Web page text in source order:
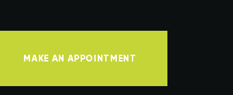
MAKE AN APPOINTMENT